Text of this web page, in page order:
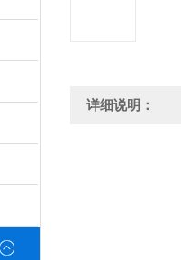
详细说明：